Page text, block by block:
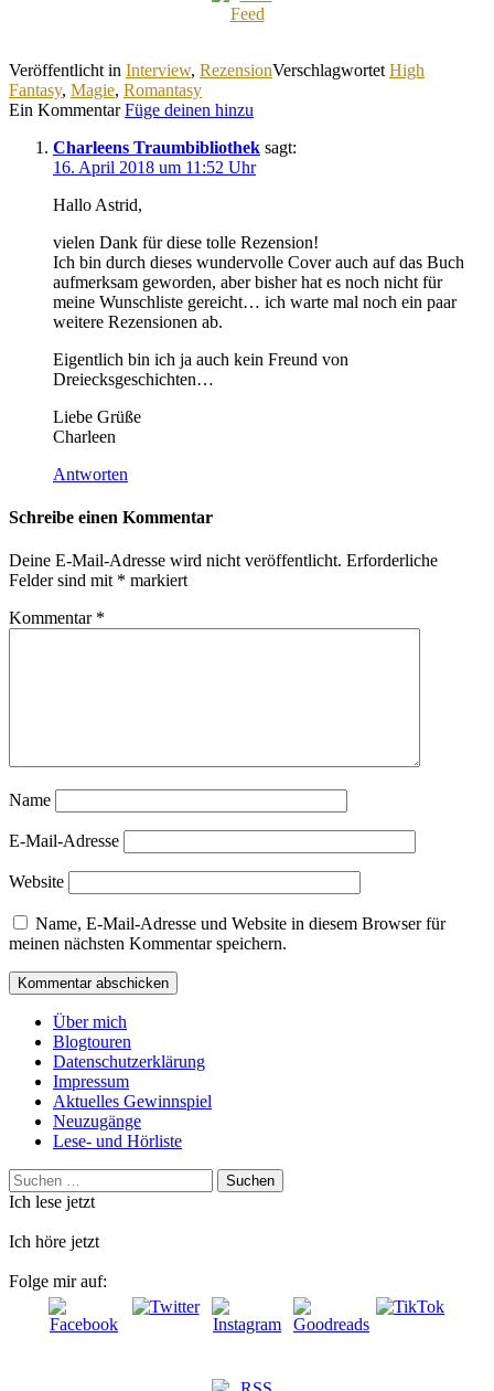
Veröffentlicht in Interview, RezensionVerschlagwortet High
Fantasy, Magie, Romantasy
Ein KommentarFüge deinen hinzu
Charleens Traumbibliothek sagt:
16. April 2018 um 11:52 Uhr
Hallo Astrid,
vielen Dank für diese tolle Rezension!
Ich bin durch dieses wundervolle Cover auch auf das Buch
aufmerksam geworden, aber bisher hat es noch nicht für
meine Wunschliste gereicht… ich warte mal noch ein paar
weitere Rezensionen ab.
Eigentlich bin ich ja auch kein Freund von
Dreiecksgeschichten…
Liebe Grüße
Charleen
Antworten
Schreibe einen Kommentar
Deine E-Mail-Adresse wird nicht veröffentlicht. Erforderliche
Felder sind mit * markiert
Kommentar *
Name
E-Mail-Adresse
Website
Name, E-Mail-Adresse und Website in diesem Browser für
meinen nächsten Kommentar speichern.
Über mich
Blogtouren
Datenschutzerklärung
Impressum
Aktuelles Gewinnspiel
Neuzugänge
Lese- und Hörliste
Suchen
nach:
Ich lese jetzt
Ich höre jetzt
Folge mir auf: